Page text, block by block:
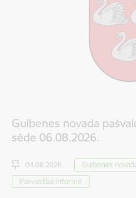
Gulbenes novada
sēde 06.08.2026.
04.08.2026.
Gulbenes
Pašvaldība informē